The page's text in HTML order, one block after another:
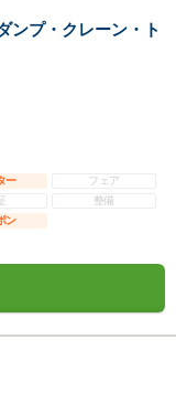
ンプ・クレーン・ト
ー
フェア
整備
ン